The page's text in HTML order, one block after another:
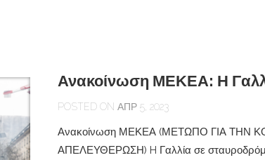
Ανακοίνωση ΜΕΚΕΑ: Η
POSTED ON ΑΠΡ 5, 2023
Ανακοίνωση ΜΕΚΕΑ (ΜΕΤΩΠΟ ΓΙΑ ΤΗΝ
ΑΠΕΛΕΥΘΕΡΩΣΗ) H Γαλλία σε σταυροδρόμι